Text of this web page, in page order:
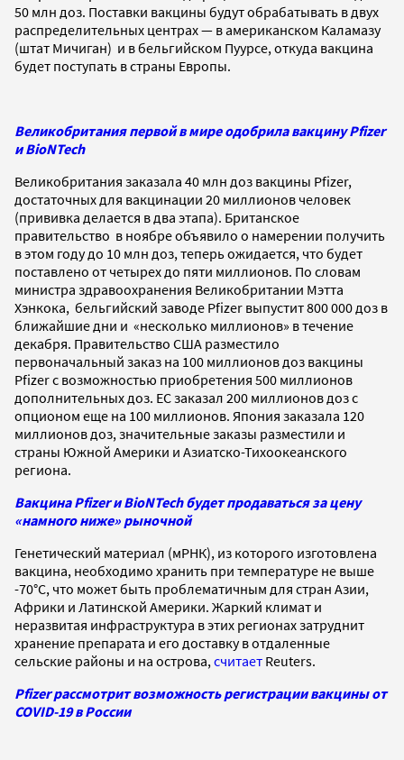
50 млн доз. Поставки вакцины будут обрабатывать в двух
распределительных центрах — в американском Каламазу
(штат Мичиган) и в бельгийском Пуурсе, откуда вакцина
будет поступать в страны Европы.
Великобритания первой в мире одобрила вакцину Pfizer
и BioNTech
Великобритания заказала 40 млн доз вакцины Pfizer,
достаточных для вакцинации 20 миллионов человек
(прививка делается в два этапа). Британское
правительство в ноябре объявило о намерении получить
в этом году до 10 млн доз, теперь ожидается, что будет
поставлено от четырех до пяти миллионов. По словам
министра здравоохранения Великобритании Мэтта
Хэнкока, бельгийский заводе Pfizer выпустит 800 000 доз в
ближайшие дни и «несколько миллионов» в течение
декабря. Правительство США разместило
первоначальный заказ на 100 миллионов доз вакцины
Pfizer с возможностью приобретения 500 миллионов
дополнительных доз. ЕС заказал 200 миллионов доз с
опционом еще на 100 миллионов. Япония заказала 120
миллионов доз, значительные заказы разместили и
страны Южной Америки и Азиатско-Тихоокеанского
региона.
Вакцина Pfizer и BioNTech будет продаваться за цену
«намного ниже» рыночной
Генетический материал (мРНК), из которого изготовлена
вакцина, необходимо хранить при температуре не выше
-70°C, что может быть проблематичным для стран Азии,
Африки и Латинской Америки. Жаркий климат и
неразвитая инфраструктура в этих регионах затруднит
хранение препарата и его доставку в отдаленные
сельские районы и на острова, считает Reuters.
Pfizer рассмотрит возможность регистрации вакцины от
COVID-19 в России